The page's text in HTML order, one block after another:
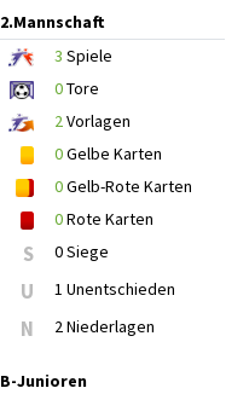
2.Mannschaft
3 Spiele
0Tore
2Vorlagen
0Gelbe Karten
0Gelb-Rote Karten
0Rote Karten
S 0 Siege
U 1 Unentschieden
N 2 Niederlagen
B-Junioren